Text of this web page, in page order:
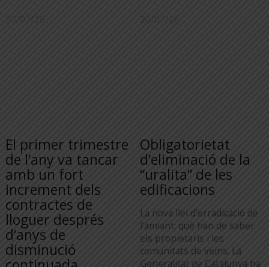
30/07/26
El primer trimestre
de l’any va tancar
amb un fort
increment dels
contractes de
lloguer després
d’anys de
disminució
20/07/26
Obligatorietat
d’eliminació de la
“uralita” de les
edificacions
La nova llei d’erradicació de
l’amiant: què han de saber
els propietaris i les
comunitats de veïns. La
Generalitat de Catalunya ha